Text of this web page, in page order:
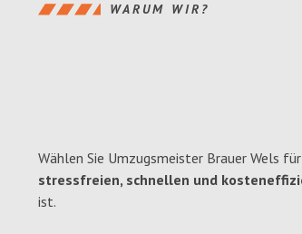
WARUM WIR?
Wählen Sie Umzugsmeister Brauer Wels
stressfreien, schnellen und
ist.